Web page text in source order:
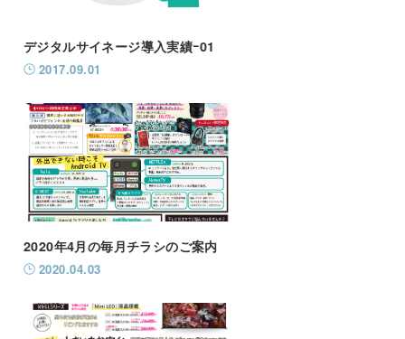
デジタルサイネージ導入実績ｰ01
2017.09.01
2020年4月の毎月チラシのご案内
2020.04.03